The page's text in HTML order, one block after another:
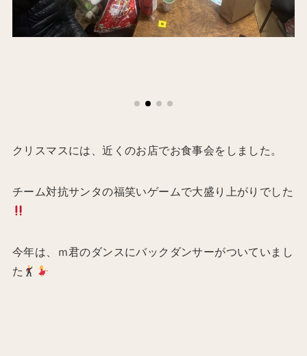
クリスマスには、近くのお店でお食事会をしました。
チーム対抗サンタの福笑いゲームで大盛り上がりでした
今年は、ｍ君のダンスにバックダンサーがついていまし
た